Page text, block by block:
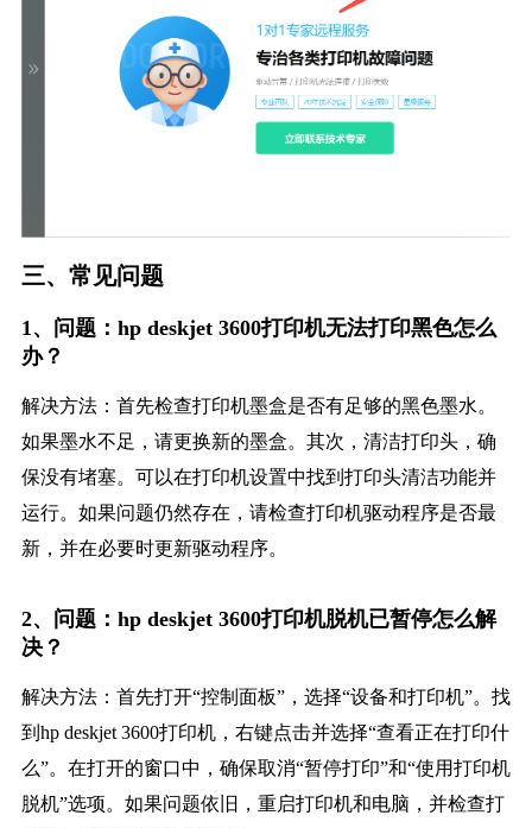
三、常见问题
1、问题：hp deskjet 3600打印机无法打印黑色怎么
办？
解决方法：首先检查打印机墨盒是否有足够的黑色墨水。
如果墨水不足，请更换新的墨盒。其次，清洁打印头，确
保没有堵塞。可以在打印机设置中找到打印头清洁功能并
运行。如果问题仍然存在，请检查打印机驱动程序是否最
新，并在必要时更新驱动程序。
2、问题：hp deskjet 3600打印机脱机已暂停怎么解
决？
解决方法：首先打开“控制面板”，选择“设备和打印机”。找
到hp deskjet 3600打印机，右键点击并选择“查看正在打印什
么”。在打开的窗口中，确保取消“暂停打印”和“使用打印机
脱机”选项。如果问题依旧，重启打印机和电脑，并检查打